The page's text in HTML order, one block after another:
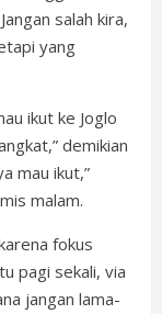
salah kira,
yang
ikut ke Joglo
demikian
mau ikut,”
malam.
fokus
pagi sekali, via
jangan lama-